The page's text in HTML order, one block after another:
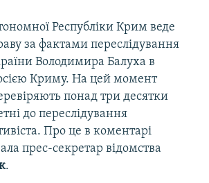
Республіки Крим веде
за фактами переслідування
Володимира Балуха в
Криму. На цей момент
понад три десятки
до переслідування
Про це в коментарі
прес-секретар відомства
.